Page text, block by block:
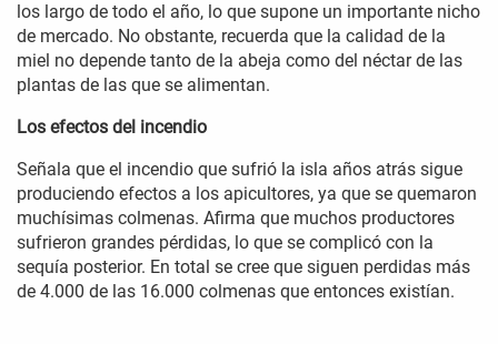
los largo de todo el año, lo que supone un importante nicho
de mercado. No obstante, recuerda que la calidad de la
miel no depende tanto de la abeja como del néctar de las
plantas de las que se alimentan.
Los efectos del incendio
Señala que el incendio que sufrió la isla años atrás sigue
produciendo efectos a los apicultores, ya que se quemaron
muchísimas colmenas. Afirma que muchos productores
sufrieron grandes pérdidas, lo que se complicó con la
sequía posterior. En total se cree que siguen perdidas más
de 4.000 de las 16.000 colmenas que entonces existían.